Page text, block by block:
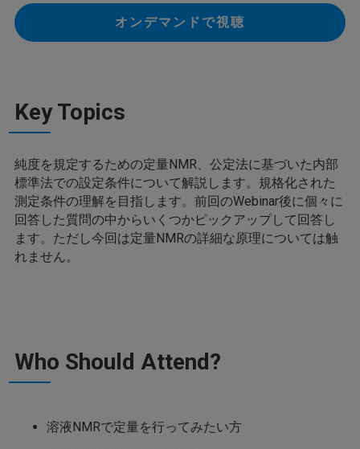
オンデマンドで視聴
Key Topics
純度を規定するための定量NMR、公定法に基づいた内部
標準法での設定条件について解説します。規格化された
測定条件の理解を目指します。前回のWebinar後に個々に
回答した質問の中からいくつかピックアップして回答し
ます。ただし今回は定量NMRの詳細な原理については触
れません。
Who Should Attend?
溶液NMRで定量を行ってみたい方